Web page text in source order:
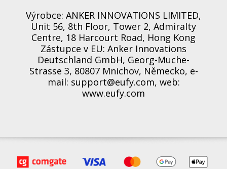
Výrobce: ANKER INNOVATIONS LIMITED,
Unit 56, 8th Floor, Tower 2, Admiralty
Centre, 18 Harcourt Road, Hong Kong
Zástupce v EU: Anker Innovations
Deutschland GmbH, Georg-Muche-
Strasse 3, 80807 Mnichov, Německo, e-
mail: support@eufy.com, web:
www.eufy.com